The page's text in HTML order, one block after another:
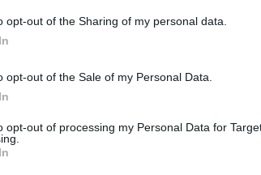
opt-out of the Sharing of my personal data.
opt-out of the Sale of my Personal Data.
opt-out of processing my Personal Data for
Queensland Reds nel Super
estremo.«Petaia sembra in
union a tentare la fortuna in Nfl
quando riferito intende
il campo di sviluppo dei
camp a cui ha partecipato
(il Galles e il Gloucester in